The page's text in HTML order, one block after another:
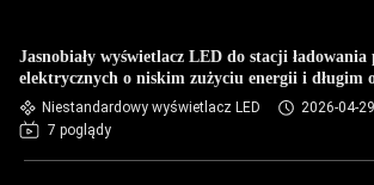
Jasnobiały wyświetlacz LED do stacji ładowania
elektrycznych o niskim zużyciu energii i długim
eksploatacji
Niestandardowy wyświetlacz LED
2026-04-29
7 poglądy